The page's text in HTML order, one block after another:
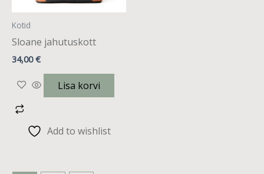
Kotid
Sloane jahutuskott
34,00€
Lisa korvi
Add to wishlist